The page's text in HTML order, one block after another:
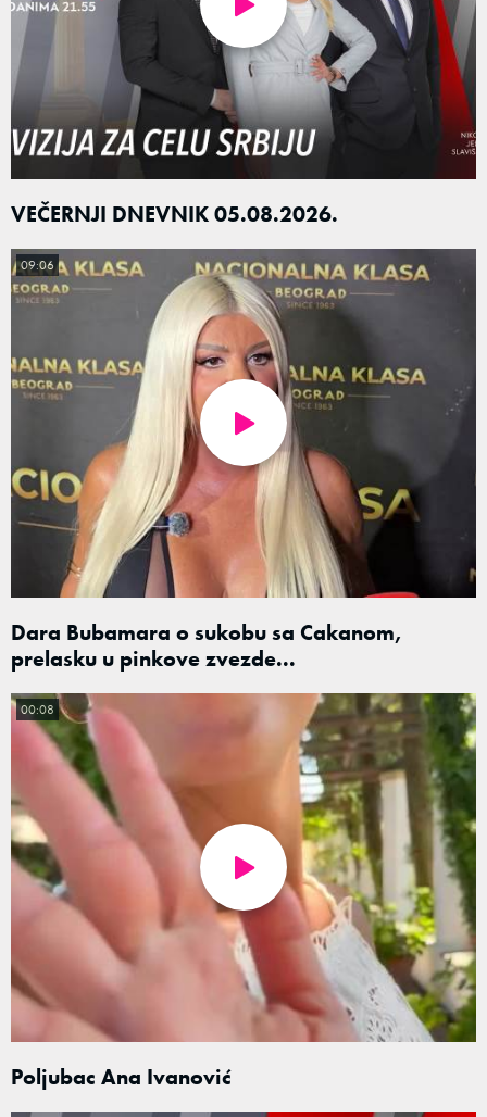
VEČERNJI DNEVNIK 05.08.2026.
Dara Bubamara o sukobu sa Cakanom,
prelasku u pinkove zvezde...
09:06
Poljubac Ana Ivanović
00:08